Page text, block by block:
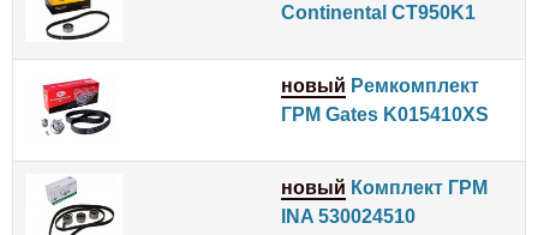
Continental CT950K1
новый Ремкомплект
ГРМ Gates K015410XS
новый Комплект ГРМ
INA 530024510